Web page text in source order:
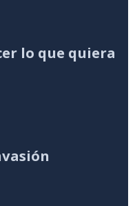
lo que quiera